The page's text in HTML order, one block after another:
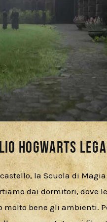
Hogwarts
la Scuola di
dai dormitori, dove
bene gli ambienti.